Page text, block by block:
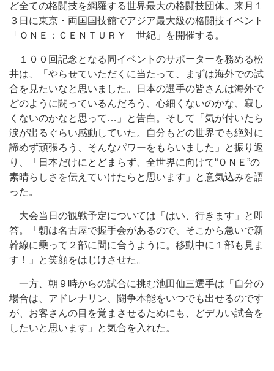
ど全ての格闘技を網羅する世界最大の格闘技団体。来月１
３日に東京・両国国技館でアジア最大級の格闘技イベント
「ＯＮＥ：ＣＥＮＴＵＲＹ 世紀」を開催する。
１００回記念となる同イベントのサポーターを務める松
井は、「やらせていただくに当たって、まずは海外での試
合を見たいなと思いました。日本の選手の皆さんは海外で
どのように闘っているんだろう、心細くないのかな、寂し
くないのかなと思って…」と告白。そして「気が付いたら
涙が出るぐらい感動していた。自分もどの世界でも絶対に
諦めず頑張ろう、そんなパワーをもらいました」と振り返
り、「日本だけにとどまらず、全世界に向けて“ＯＮＥ”の
素晴らしさを伝えていけたらと思います」と意気込みを語
った。
大会当日の観戦予定については「はい、行きます」と即
答。「朝は名古屋で握手会があるので、そこから急いで新
幹線に乗って２部に間に合うように。移動中に１部も見ま
す！」と笑顔をはじけさせた。
一方、朝９時からの試合に挑む池田仙三選手は「自分の
場合は、アドレナリン、闘争本能をいつでも出せるのです
が、お客さんの目を覚まさせるためにも、どデカい試合を
したいと思います」と気合を入れた。